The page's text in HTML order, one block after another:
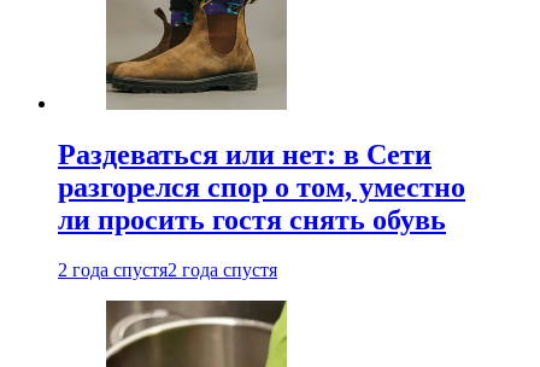
Раздеваться или нет: в Сети
разгорелся спор о том, уместно
ли просить гостя снять обувь
2 года спустя2 года спустя